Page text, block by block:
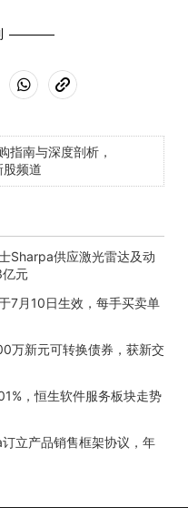
指南与深度剖析，
频道
Sharpa供应激光雷达及动
元
7月10日生效，每手买卖单
万新元可转换债券，获新交
，恒生软件服务板块走势
立产品销售框架协议，年